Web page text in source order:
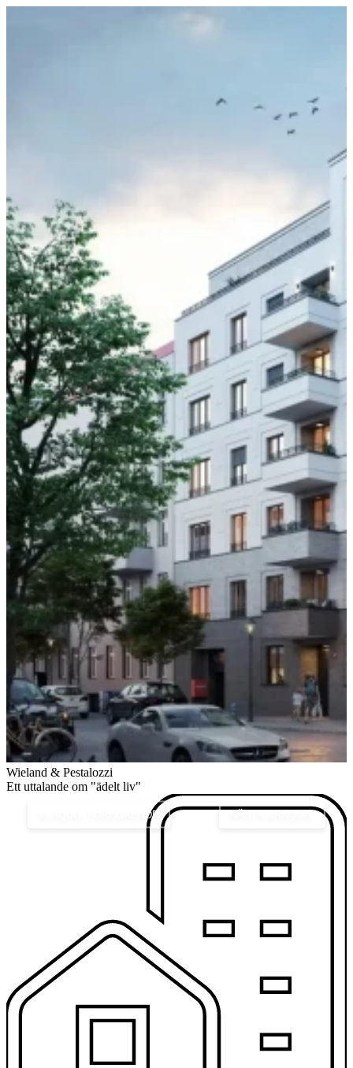
Wieland & Pestalozzi
Ett uttalande om "ädelt liv"
&LAQUO; FÖREGÅENDE NÄSTA &RAQUO;